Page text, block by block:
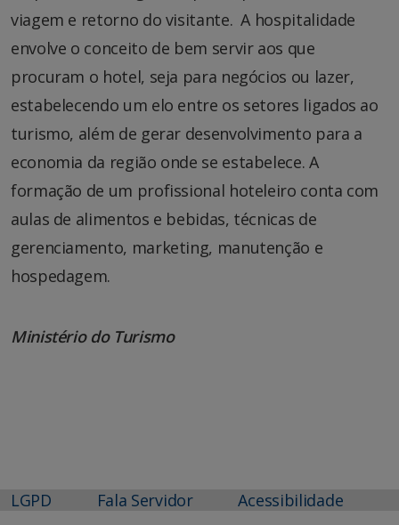
viagem e retorno do visitante. A hospitalidade
envolve o conceito de bem servir aos que
procuram o hotel, seja para negócios ou lazer,
estabelecendo um elo entre os setores ligados ao
turismo, além de gerar desenvolvimento para a
economia da região onde se estabelece. A
formação de um profissional hoteleiro conta com
aulas de alimentos e bebidas, técnicas de
gerenciamento, marketing, manutenção e
hospedagem.
Ministério do Turismo
LGPD Fala Servidor Acessibilidade